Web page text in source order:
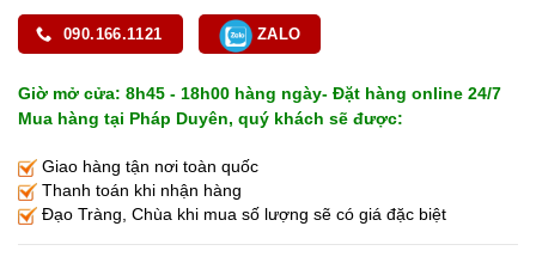
090.166.1121 ZALO
Giờ mở cửa: 8h45 - 18h00 hàng ngày- Đặt hàng online 24/7
Mua hàng tại Pháp Duyên, quý khách sẽ được:
Giao hàng tận nơi toàn quốc
Thanh toán khi nhận hàng
Đạo Tràng, Chùa khi mua số lượng sẽ có giá đặc biệt